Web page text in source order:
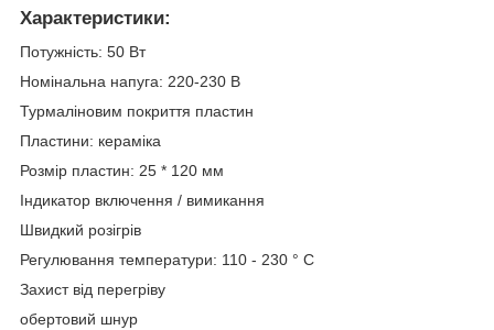
Характеристики:
Потужність: 50 Вт
Номінальна напуга: 220-230 В
Турмаліновим покриття пластин
Пластини: кераміка
Розмір пластин: 25 * 120 мм
Індикатор включення / вимикання
Швидкий розігрів
Регулювання температури: 110 - 230 ° С
Захист від перегріву
обертовий шнур